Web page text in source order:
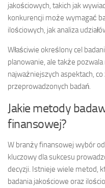
jakościowych, takich jak
konkurencji może wymagać
ilościowych, jak analiza
Właściwie określony cel
planowanie, ale także
najważniejszych aspektach,
przeprowadzonych badań.
Jakie metody
finansowej?
W branży finansowej wybór
kluczowy dla sukcesu
decyzji. Istnieje wiele metod,
badania jakościowe oraz